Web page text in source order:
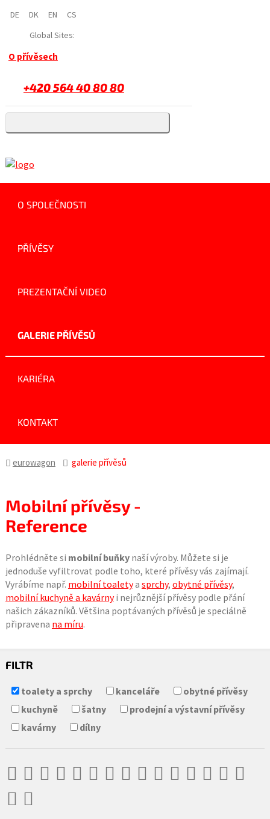
DE DK EN
CS
Global Sites:
O přívěsech
+420 564 40 80 80
O SPOLEČNOSTI
PŘÍVĚSY
PREZENTAČNÍ VIDEO
GALERIE PŘÍVĚSŮ
KARIÉRA
KONTAKT
eurowagon galerie přívěsů
Mobilní přívěsy -
Reference
Prohlédněte si mobilní buňkynaší výroby. Můžete si je
jednoduše vyfiltrovat podle toho, které přívěsy vás zajímají.
Vyrábíme např. mobilní toaletya sprchy, obytné přívěsy,
mobilní kuchyně a kavárnyi nejrůznější přívěsy podle přání
našich zákazníků. Většina poptávaných přívěsů je speciálně
připravena na míru.
FILTR
toalety a sprchy kanceláře
obytné přívěsy
kuchyně
šatny
prodejní a výstavní přívěsy
kavárny
dílny